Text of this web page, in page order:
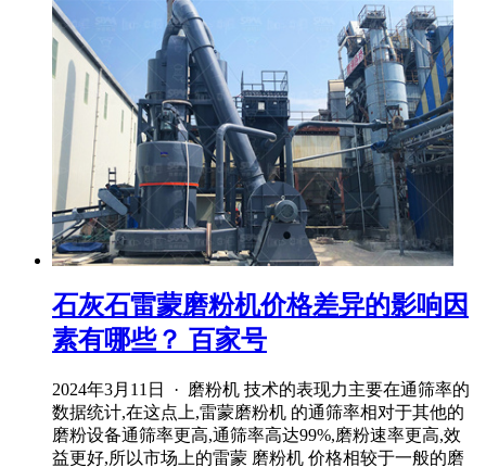
石灰石雷蒙磨粉机价格差异的影响因
素有哪些？ 百家号
2024年3月11日 · 磨粉机 技术的表现力主要在通筛率的
数据统计,在这点上,雷蒙磨粉机 的通筛率相对于其他的
磨粉设备通筛率更高,通筛率高达99%,磨粉速率更高,效
益更好,所以市场上的雷蒙 磨粉机 价格相较于一般的磨